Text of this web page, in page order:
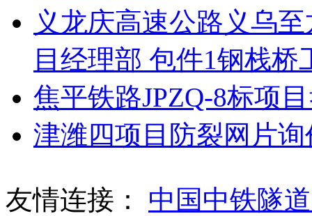
义龙庆高速公路义乌
目经理部 包件1钢栈
焦平铁路JPZQ-8标项
津潍四项目防裂网片询
友情连接： 中国中铁隧